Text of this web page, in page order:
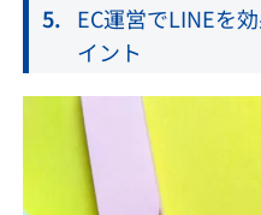
EC運営でLINEを
イント